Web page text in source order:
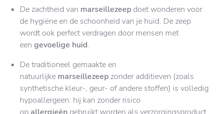
De zachtheid van marseillezeep doet wonderen voor
de hygiëne en de schoonheid van je huid. De zeep
wordt ook perfect verdragen door mensen met
een gevoelige huid.
De traditioneel gemaakte en
natuurlijke marseillezeep zonder additieven (zoals
synthetische kleur-, geur- of andere stoffen) is volledig
hypoallergeen: hij kan zonder risico